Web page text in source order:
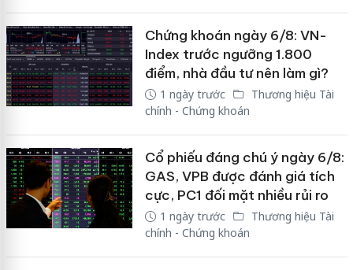
Chứng khoán ngày 6/8: VN-
Index trước ngưỡng 1.800
điểm, nhà đầu tư nên làm gì?
1 ngày trước
Thương hiệu Tài
chính - Chứng khoán
Cổ phiếu đáng chú ý ngày 6/8:
GAS, VPB được đánh giá tích
cực, PC1 đối mặt nhiều rủi ro
1 ngày trước
Thương hiệu Tài
chính - Chứng khoán